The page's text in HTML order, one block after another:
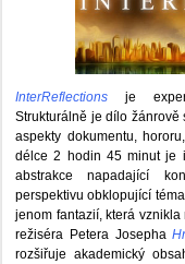
InterReflections je
Strukturálně je dílo
aspekty dokumentu,
délce 2 hodin 45 minut je
abstrakce napadající
perspektivu obklopující
jenom fantazií, která
režiséra Petera Josepha
rozšiřuje akademický